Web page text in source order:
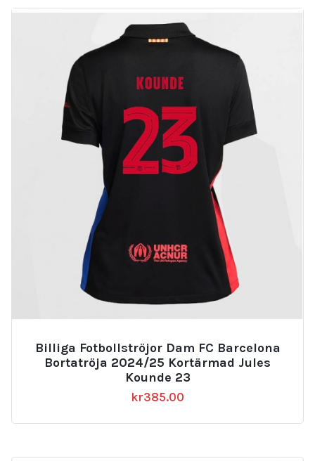
Billiga Fotbollströjor Dam FC Barcelona
Bortatröja 2024/25 Kortärmad Jules
Kounde 23
kr385.00